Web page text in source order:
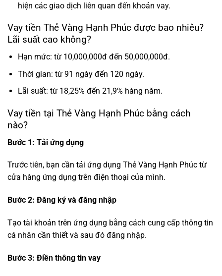
hiện các giao dịch liên quan đến khoản vay.
Vay tiền Thẻ Vàng Hạnh Phúc được bao nhiêu?
Lãi suất cao không?
Hạn mức: từ 10,000,000đ đến 50,000,000đ.
Thời gian: từ 91 ngày đến 120 ngày.
Lãi suất: từ 18,25% đến 21,9% hàng năm.
Vay tiền tại Thẻ Vàng Hạnh Phúc bằng cách
nào?
Bước 1: Tải ứng dụng
Trước tiên, bạn cần tải ứng dụng Thẻ Vàng Hạnh Phúc từ
cửa hàng ứng dụng trên điện thoại của mình.
Bước 2: Đăng ký và đăng nhập
Tạo tài khoản trên ứng dụng bằng cách cung cấp thông tin
cá nhân cần thiết và sau đó đăng nhập.
Bước 3: Điền thông tin vay